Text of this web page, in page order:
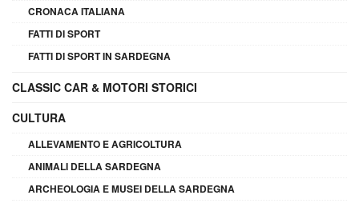
CRONACA ITALIANA
FATTI DI SPORT
FATTI DI SPORT IN SARDEGNA
CLASSIC CAR & MOTORI STORICI
CULTURA
ALLEVAMENTO E AGRICOLTURA
ANIMALI DELLA SARDEGNA
ARCHEOLOGIA E MUSEI DELLA SARDEGNA